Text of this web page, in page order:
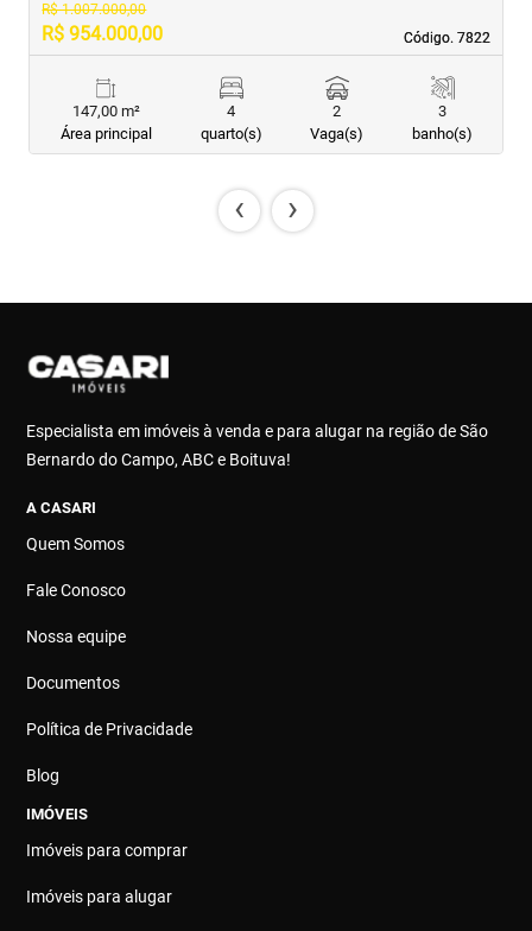
Código. 7822
Código. 7822
R$ 1.007.000,00
R$ 954.000,00
147,00 m²
Área principal
4
quarto(s)
2
Vaga(s)
3
banho(s)
‹ ›
Especialista em imóveis à venda e para alugar na região de São
Bernardo do Campo, ABC e Boituva!
A CASARI
Quem Somos
Fale Conosco
Nossa equipe
Documentos
Política de Privacidade
Blog
IMÓVEIS
Imóveis para comprar
Imóveis para alugar